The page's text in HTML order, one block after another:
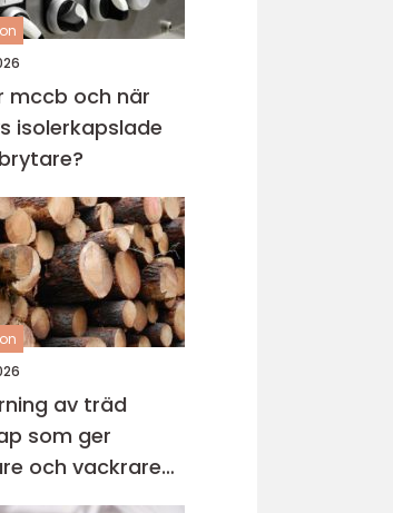
mccb och när
isolerkapslade
av träd
som ger
och vackrare